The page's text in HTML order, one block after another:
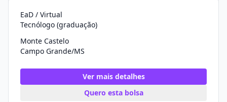
EaD / Virtual
Tecnólogo (graduação)
Monte Castelo
Campo Grande/MS
Ver mais detalhes
Quero esta bolsa